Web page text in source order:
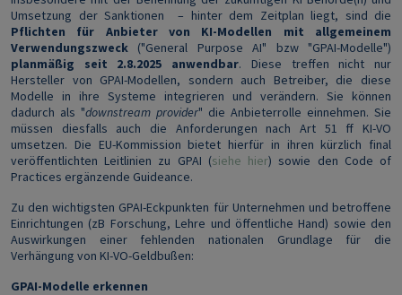
Umsetzung der Sanktionen – hinter dem Zeitplan liegt, sind die
Pflichten für Anbieter von KI-Modellen mit allgemeinem
Verwendungszweck ("General Purpose AI" bzw "GPAI-Modelle")
planmäßig seit 2.8.2025 anwendbar. Diese treffen nicht nur
Hersteller von GPAI-Modellen, sondern auch Betreiber, die diese
Modelle in ihre Systeme integrieren und verändern. Sie können
dadurch als "downstream provider" die Anbieterrolle einnehmen. Sie
müssen diesfalls auch die Anforderungen nach Art 51 ff KI-VO
umsetzen. Die EU-Kommission bietet hierfür in ihren kürzlich final
veröffentlichten Leitlinien zu GPAI (siehe hier) sowie den Code of
Practices ergänzende Guideance.
Zu den wichtigsten GPAI-Eckpunkten für Unternehmen und betroffene
Einrichtungen (zB Forschung, Lehre und öffentliche Hand) sowie den
Auswirkungen einer fehlenden nationalen Grundlage für die
Verhängung von KI-VO-Geldbußen:
GPAI-Modelle erkennen